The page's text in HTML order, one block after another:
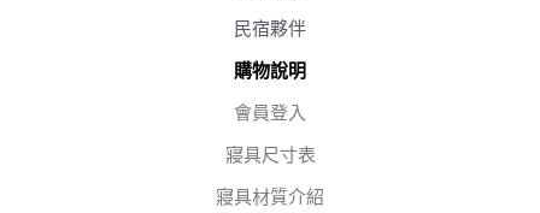
民宿夥伴
購物說明
會員登入
寢具尺寸表
寢具材質介紹